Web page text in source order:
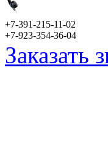
+7-391-215-11-02
+7-923-354-36-04
Заказать